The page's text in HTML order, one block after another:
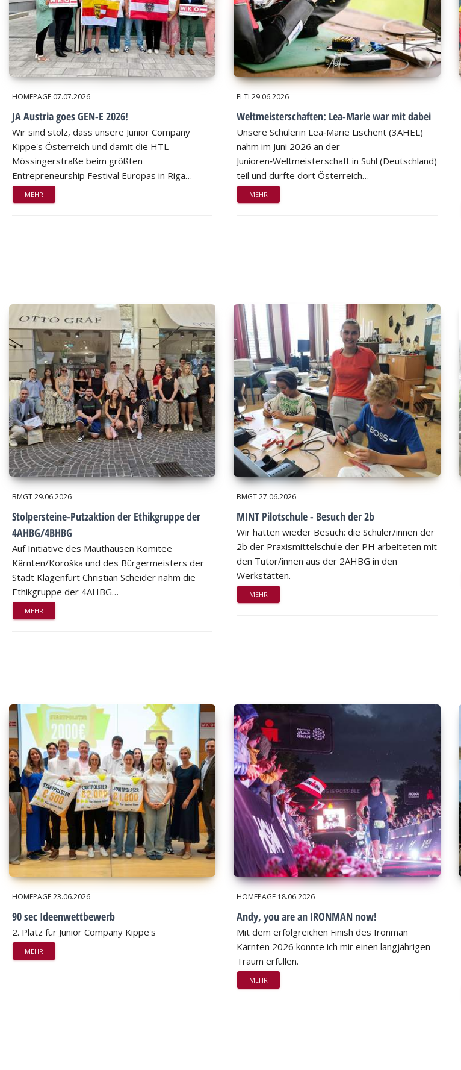
HOMEPAGE 07.07.2026
JA Austria goes GEN-E 2026!
Wir sind stolz, dass unsere Junior Company
Kippe's Österreich und damit die HTL
Mössingerstraße beim größten
Entrepreneurship Festival Europas in Riga…
MEHR
ELTI29.06.2026
Weltmeisterschaften: Lea-Marie war mit dabei
Unsere Schülerin Lea‑Marie Lischent (3AHEL)
nahm im Juni 2026 an der
Junioren‑Weltmeisterschaft in Suhl (Deutschland)
teil und durfte dort Österreich…
MEHR
BMGT29.06.2026
Stolpersteine-Putzaktion der Ethikgruppe der
4AHBG/4BHBG
Auf Initiative des Mauthausen Komitee
Kärnten/Koroška und des Bürgermeisters der
Stadt Klagenfurt Christian Scheider nahm die
Ethikgruppe der 4AHBG…
MEHR
BMGT27.06.2026
MINT Pilotschule - Besuch der 2b
Wir hatten wieder Besuch: die Schüler/innen der
2b der Praxismittelschule der PH arbeiteten mit
den Tutor/innen aus der 2AHBG in den
Werkstätten.
MEHR
HOMEPAGE23.06.2026
90 sec Ideenwettbewerb
2. Platz für Junior Company Kippe's
MEHR
HOMEPAGE 18.06.2026
Andy, you are an IRONMAN now!
Mit dem erfolgreichen Finish des Ironman
Kärnten 2026 konnte ich mir einen langjährigen
Traum erfüllen.
MEHR